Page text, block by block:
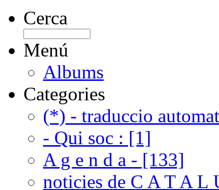
Cerca
Menú
Albums
Categories
(*) - traduccio
- Qui soc : [1]
A g e n d a - [133]
noticies de C A T A L